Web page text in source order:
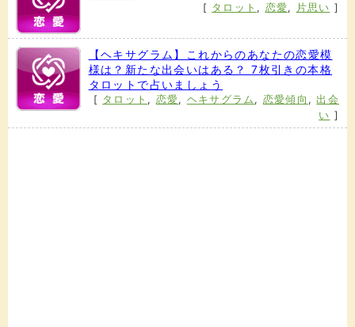
[ タロット , 恋愛, 片思い ]
【ヘキサグラム】これからのあなたの恋愛模
様は？新たな出会いはある？ 7枚引きの本格
タロットで占いましょう
[ タロット , 恋愛, ヘキサグラム , 恋愛傾向 ,出会
い ]